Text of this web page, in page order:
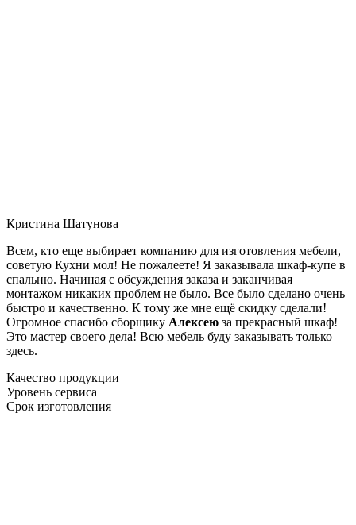
Кристина Шатунова
Всем, кто еще выбирает компанию для изготовления мебели,
советую Кухни мол! Не пожалеете! Я заказывала шкаф-купе в
спальню. Начиная с обсуждения заказа и заканчивая
монтажом никаких проблем не было. Все было сделано очень
быстро и качественно. К тому же мне ещё скидку сделали!
Огромное спасибо сборщику Алексею за прекрасный шкаф!
Это мастер своего дела! Всю мебель буду заказывать только
здесь.
Качество продукции
Уровень сервиса
Срок изготовления